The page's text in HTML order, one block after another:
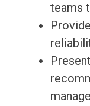
teams